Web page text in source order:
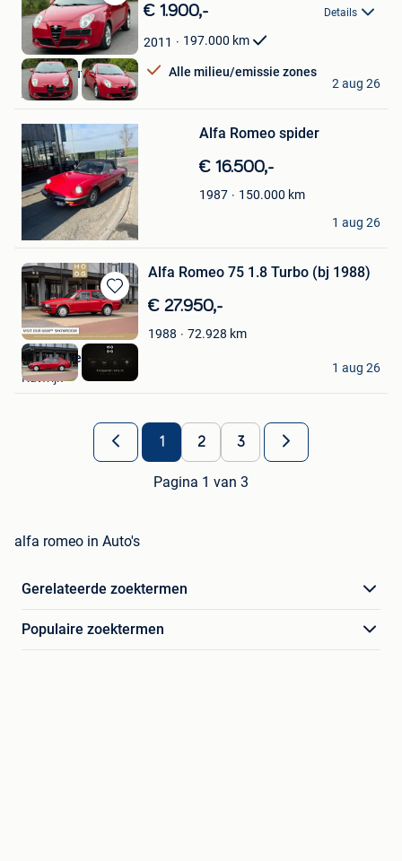
Bewaren
in
Mijn
Favorieten
€ 1.900,- Details
2011 197.000 km
Alle milieu/emissie zones
Ceri K - Auto Srl
Auvelais
2 aug 26
Bewaren
Mijn
Favorieten
Alfa Romeo spider
€ 16.500,-
1987 150.000 km
Andy
Nieuwkerke
1 aug 26
Bewaren
in
Mijn
Favorieten
Alfa Romeo 75 1.8 Turbo (bj 1988)
€ 27.950,-
1988 72.928 km
HooG Selections
Katwijk
1 aug 26
1 2 3
Pagina 1 van 3
alfa romeo in Auto's
Gerelateerde zoektermen
Populaire zoektermen